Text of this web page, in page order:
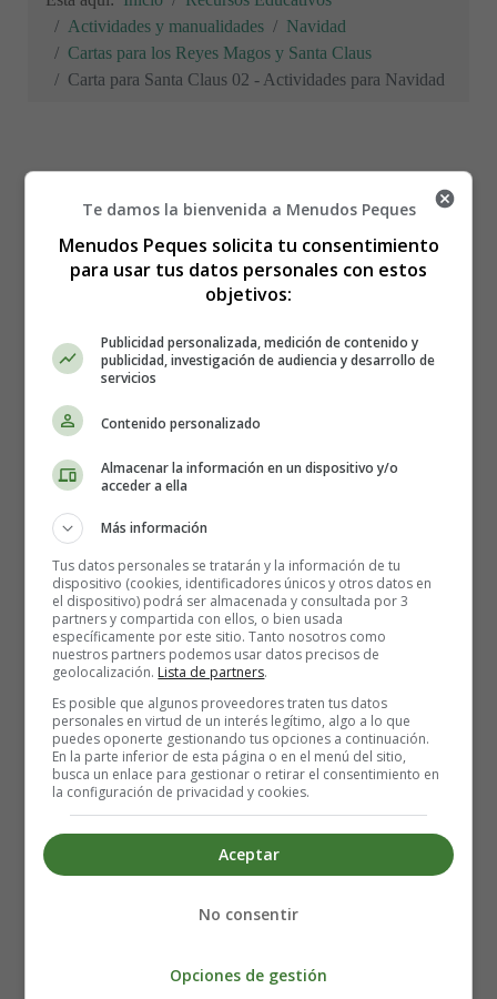
Actividades y manualidades
Navidad
Cartas para los Reyes Magos y Santa Claus
Carta para Santa Claus 02 - Actividades para Navidad
Carta para Santa Claus
02 - Actividades para
Escríbele tu carta a Santa
Te damos la bienvenida a Menudos Peques
Menudos Peques solicita tu consentimiento
para usar tus datos personales con estos
objetivos:
Publicidad personalizada, medición de contenido y
publicidad, investigación de audiencia y desarrollo de
servicios
Contenido personalizado
Almacenar la información en un dispositivo y/o
acceder a ella
Más información
Tus datos personales se tratarán y la información de tu
dispositivo (cookies, identificadores únicos y otros datos en
el dispositivo) podrá ser almacenada y consultada por 3
partners y compartida con ellos, o bien usada
específicamente por este sitio. Tanto nosotros como
nuestros partners podemos usar datos precisos de
geolocalización. Lista de partners.
Es posible que algunos proveedores traten tus datos
personales en virtud de un interés legítimo, algo a lo que
puedes oponerte gestionando tus opciones a continuación.
En la parte inferior de esta página o en el menú del sitio,
busca un enlace para gestionar o retirar el consentimiento en
la configuración de privacidad y cookies.
Aceptar
No consentir
Opciones de gestión